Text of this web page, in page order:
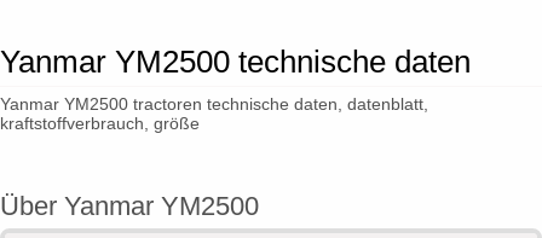
Yanmar YM2500 technische daten
Yanmar YM2500 tractoren technische daten, datenblatt,
kraftstoffverbrauch, größe
Über Yanmar YM2500